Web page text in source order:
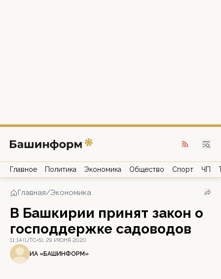
Главное Политика Экономика Общество Спорт ЧП
Главная/Экономика
В Башкирии принят закон о
господдержке садоводов
11:14 (UTC+5), 29 ИЮНЯ 2020
ИА «БАШИНФОРМ»